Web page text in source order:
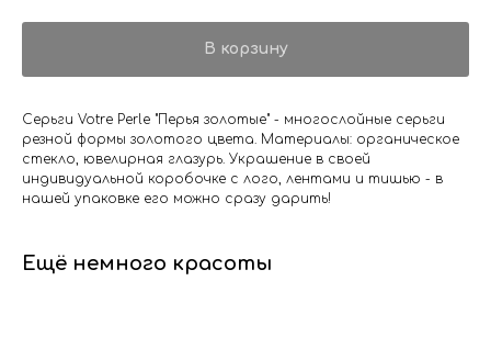
В корзину
Серьги Votre Perle "Перья золотые" - многослойные серьги
резной формы золотого цвета. Материалы: органическое
стекло, ювелирная глазурь. Украшение в своей
индивидуальной коробочке с лого, лентами и тишью - в
нашей упаковке его можно сразу дарить!
Ещё немного красоты